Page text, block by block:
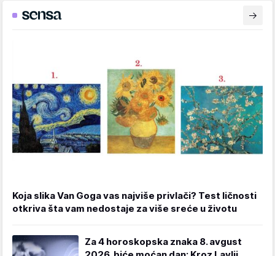
Koja slika Van Goga vas najviše privlači? Test ličnosti
otkriva šta vam nedostaje za više sreće u životu
Za 4 horoskopska znaka 8. avgust